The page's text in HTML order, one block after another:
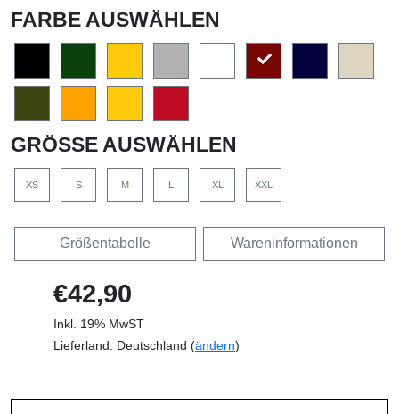
FARBE AUSWÄHLEN
GRÖSSE AUSWÄHLEN
XS S M L XL XXL
Größentabelle Wareninformationen
€42,90
Inkl. 19% MwST
Lieferland: Deutschland (ändern)